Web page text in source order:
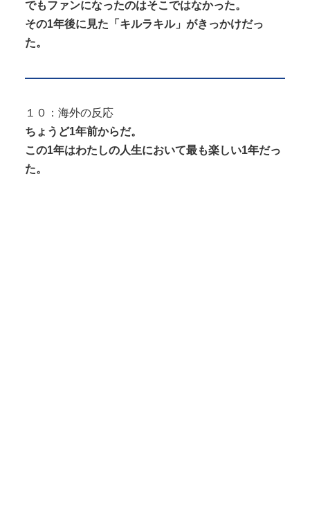
でもファンになったのはそこではなかった。
その1年後に見た「キルラキル」がきっかけだっ
た。
１０：海外の反応
ちょうど1年前からだ。
この1年はわたしの人生において最も楽しい1年だっ
た。